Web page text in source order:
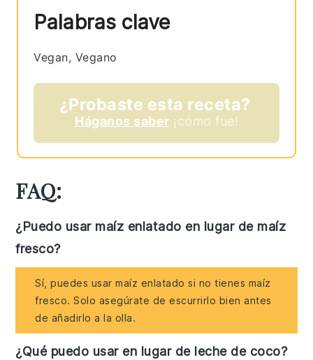
Palabras clave
Vegan, Vegano
¿Probaste esta receta?
Háganos saber ¡cómo fue!
FAQ:
¿Puedo usar maíz enlatado en lugar de maíz
fresco?
Sí, puedes usar maíz enlatado si no tienes maíz
fresco. Solo asegúrate de escurrirlo bien antes
de añadirlo a la olla.
¿Qué puedo usar en lugar de leche de coco?